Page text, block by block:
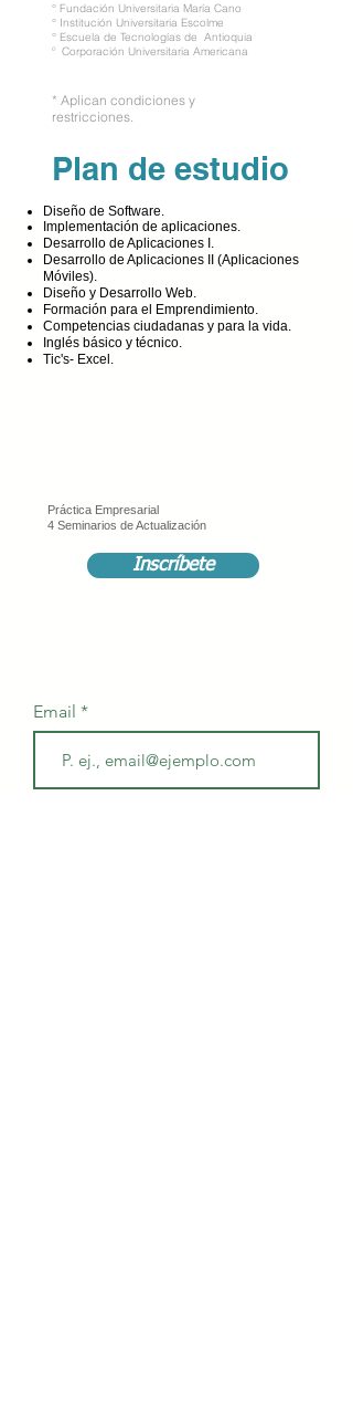
° Fundación Universitaria María Cano
° Institución Universitaria Escolme
° Escuela de Tecnologías de Antioquia
º Corporación Universitaria Americana
* Aplican condiciones y
restricciones.
Plan de estudio
Diseño de Software.
Implementación de aplicaciones.
Desarrollo de Aplicaciones I.
Desarrollo de Aplicaciones II (Aplicaciones
Móviles).
Diseño y Desarrollo Web.
Formación para el Emprendimiento.
Competencias ciudadanas y para la vida.
Inglés básico y técnico.
Tic's- Excel.
Práctica Empresarial
4 Seminarios de Actualización
Inscríbete
Email